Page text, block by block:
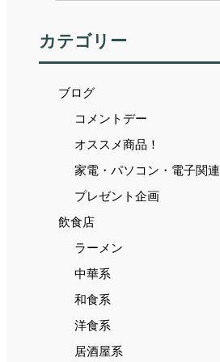
カテゴリー
ブログ
コメントデー
オススメ商品！
家電・パソコン・電子関連
プレゼント企画
飲食店
ラーメン
中華系
和食系
洋食系
居酒屋系